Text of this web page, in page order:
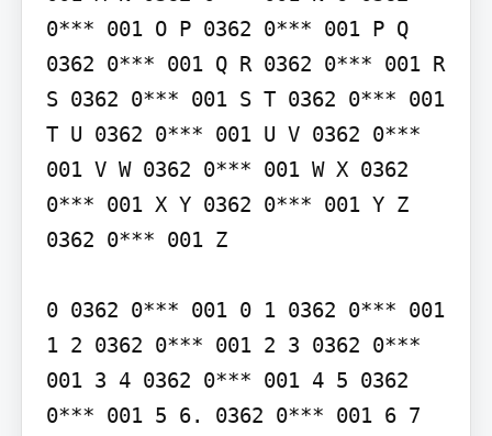
0*** 001 O P 0362 0*** 001 P Q
0362 0*** 001 Q R 0362 0*** 001 R
S 0362 0*** 001 S T 0362 0*** 001
T U 0362 0*** 001 U V 0362 0***
001 V W 0362 0*** 001 W X 0362
0*** 001 X Y 0362 0*** 001 Y Z
0362 0*** 001 Z
0 0362 0*** 001 0 1 0362 0*** 001
1 2 0362 0*** 001 2 3 0362 0***
001 3 4 0362 0*** 001 4 5 0362
0*** 001 5 6. 0362 0*** 001 6 7